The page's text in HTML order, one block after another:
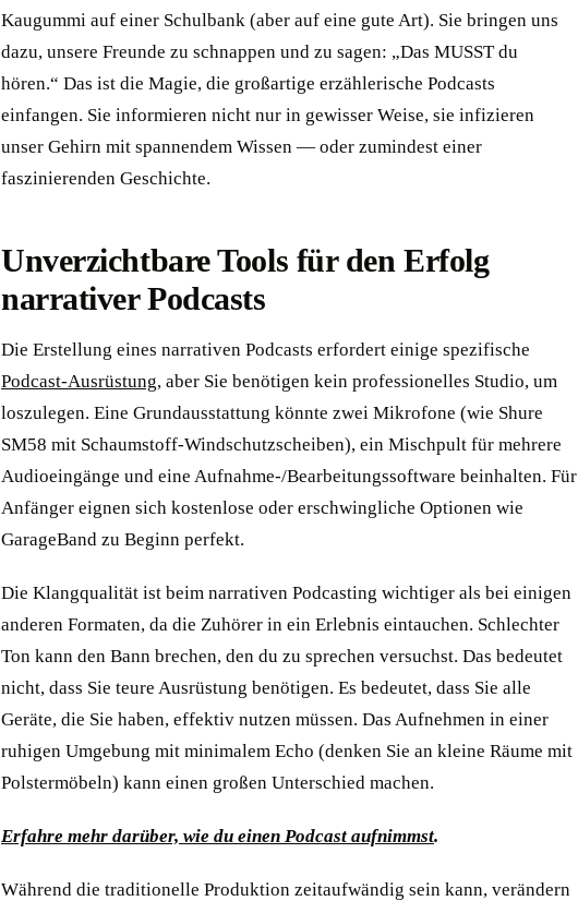
Kaugummi auf einer Schulbank (aber auf eine gute Art). Sie bringen uns
dazu, unsere Freunde zu schnappen und zu sagen: „Das MUSST du
hören.“ Das ist die Magie, die großartige erzählerische Podcasts
einfangen. Sie informieren nicht nur in gewisser Weise, sie infizieren
unser Gehirn mit spannendem Wissen — oder zumindest einer
faszinierenden Geschichte.
Unverzichtbare Tools für den Erfolg
narrativer Podcasts
Die Erstellung eines narrativen Podcasts erfordert einige spezifische
Podcast-Ausrüstung, aber Sie benötigen kein professionelles Studio, um
loszulegen. Eine Grundausstattung könnte zwei Mikrofone (wie Shure
SM58 mit Schaumstoff-Windschutzscheiben), ein Mischpult für mehrere
Audioeingänge und eine Aufnahme-/Bearbeitungssoftware beinhalten. Für
Anfänger eignen sich kostenlose oder erschwingliche Optionen wie
GarageBand zu Beginn perfekt.
Die Klangqualität ist beim narrativen Podcasting wichtiger als bei einigen
anderen Formaten, da die Zuhörer in ein Erlebnis eintauchen. Schlechter
Ton kann den Bann brechen, den du zu sprechen versuchst. Das bedeutet
nicht, dass Sie teure Ausrüstung benötigen. Es bedeutet, dass Sie alle
Geräte, die Sie haben, effektiv nutzen müssen. Das Aufnehmen in einer
ruhigen Umgebung mit minimalem Echo (denken Sie an kleine Räume mit
Polstermöbeln) kann einen großen Unterschied machen.
Erfahre mehr darüber, wie du einen Podcast aufnimmst.
Während die traditionelle Produktion zeitaufwändig sein kann, verändern